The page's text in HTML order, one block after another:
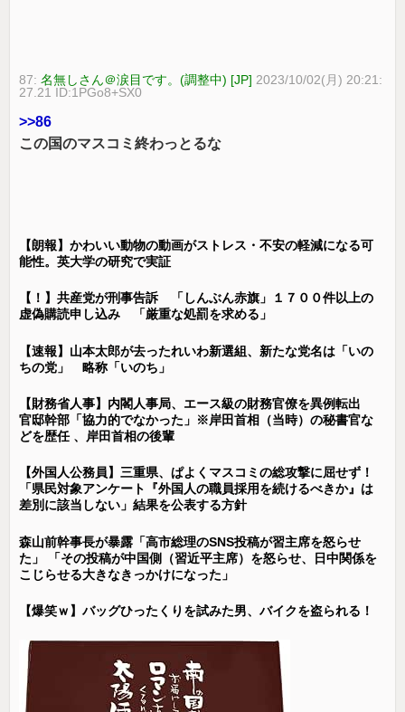
87:名無しさん＠涙目です。(調整中) [JP] 2023/10/02(月) 20:21:
27.21 ID:1PGo8+SX0
>>86
この国のマスコミ終わっとるな
【朗報】かわいい動物の動画がストレス・不安の軽減になる可
能性。英大学の研究で実証
【！】共産党が刑事告訴 「しんぶん赤旗」１７００件以上の
虚偽購読申し込み 「厳重な処罰を求める」
【速報】山本太郎が去ったれいわ新選組、新たな党名は「いの
ちの党」 略称「いのち」
【財務省人事】内閣人事局、エース級の財務官僚を異例転出
官邸幹部「協力的でなかった」※岸田首相（当時）の秘書官な
どを歴任 、岸田首相の後輩
【外国人公務員】三重県、ぱよくマスコミの総攻撃に屈せず！
「県民対象アンケート『外国人の職員採用を続けるべきか』は
差別に該当しない」結果を公表する方針
森山前幹事長が暴露「高市総理のSNS投稿が習主席を怒らせ
た」 「その投稿が中国側（習近平主席）を怒らせ、日中関係を
こじらせる大きなきっかけになった」
【爆笑ｗ】バッグひったくりを試みた男、バイクを盗られる！